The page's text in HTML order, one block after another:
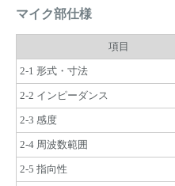
マイク部仕様
項目
2-1 形式・寸法
2-2 インピーダンス
2-3 感度
2-4 周波数範囲
2-5 指向性